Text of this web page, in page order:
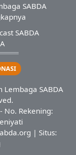
SABDA
SABDA
Lembaga SABDA
No. Rekening:
| Situs: